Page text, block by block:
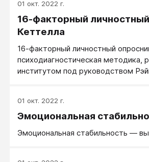
01 окт. 2022 г.
16-факторный
Кеттелла
16-факторный личностный
психодиагностическая методика,
институтом под руководством
01 окт. 2022 г.
Эмоциональная
Эмоциональная стабильность —